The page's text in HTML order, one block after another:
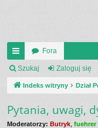
UI
C
_L
Fora
Szukaj Zaloguj się
Indeks witryny Dział
Pytania, uwagi,
Moderatorzy: Butryk fuehrer